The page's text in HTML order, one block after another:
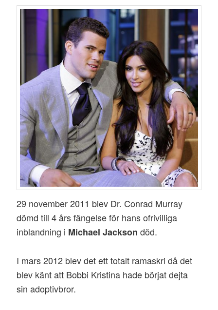
29 november 2011 blev Dr. Conrad Murray
dömd till 4 års fängelse för hans ofrivilliga
inblandning i Michael Jackson död.
I mars 2012 blev det ett totalt ramaskri då det
blev känt att Bobbi Kristina hade börjat dejta
sin adoptivbror.